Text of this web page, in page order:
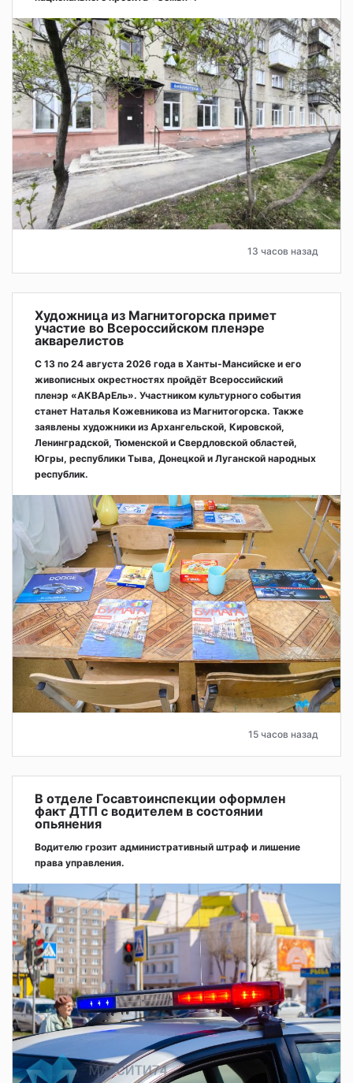
13 часов назад
Художница из Магнитогорска примет
участие во Всероссийском пленэре
акварелистов
С 13 по 24 августа 2026 года в Ханты-Мансийске и его
живописных окрестностях пройдёт Всероссийский
пленэр «АКВАрЕль». Участником культурного события
станет Наталья Кожевникова из Магнитогорска. Также
заявлены художники из Архангельской, Кировской,
Ленинградской, Тюменской и Свердловской областей,
Югры, республики Тыва, Донецкой и Луганской народных
республик.
15 часов назад
В отделе Госавтоинспекции оформлен
факт ДТП с водителем в состоянии
опьянения
Водителю грозит административный штраф и лишение
права управления.